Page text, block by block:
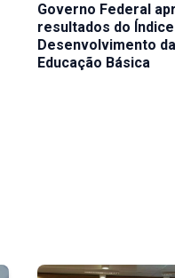
Governo Federal
resultados do
Desenvolvimento da
Educação Básica